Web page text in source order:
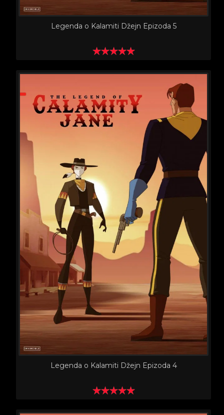
Legenda o Kalamiti Džejn Epizoda 5
Legenda o Kalamiti Džejn Epizoda 4